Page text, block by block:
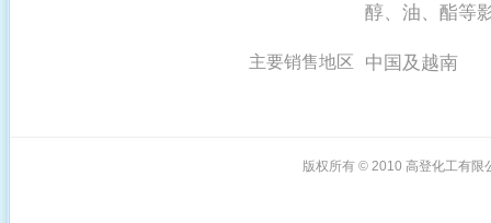
醇、油、酯等
主要销售地区 中国及越南
版权所有 © 2010 高登化工有限